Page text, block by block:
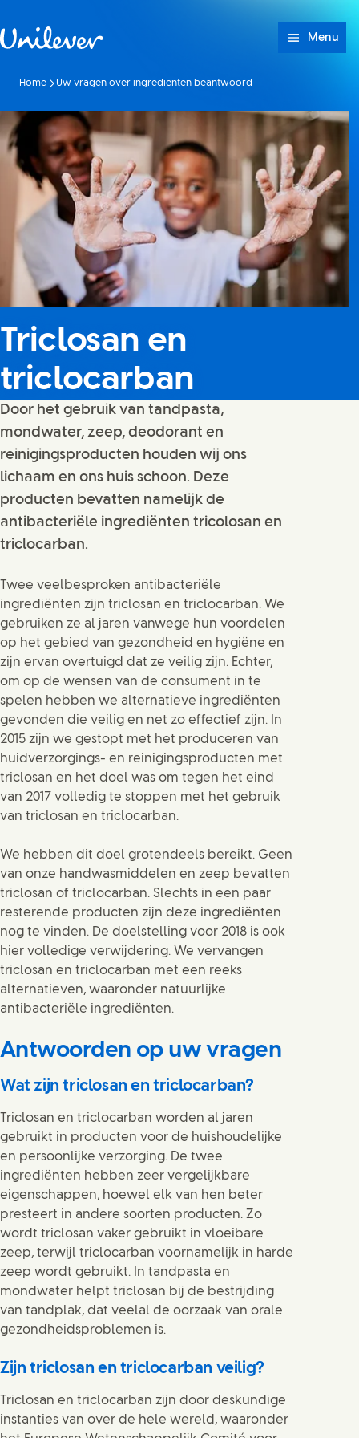
Menu
Home Uw vragen over ingrediënten beantwoord
Triclosan en
triclocarban
Door het gebruik van tandpasta,
mondwater, zeep, deodorant en
reinigingsproducten houden wij ons
lichaam en ons huis schoon. Deze
producten bevatten namelijk de
antibacteriële ingrediënten tricolosan en
triclocarban.
Twee veelbesproken antibacteriële
ingrediënten zijn triclosan en triclocarban. We
gebruiken ze al jaren vanwege hun voordelen
op het gebied van gezondheid en hygiëne en
zijn ervan overtuigd dat ze veilig zijn. Echter,
om op de wensen van de consument in te
spelen hebben we alternatieve ingrediënten
gevonden die veilig en net zo effectief zijn. In
2015 zijn we gestopt met het produceren van
huidverzorgings- en reinigingsproducten met
triclosan en het doel was om tegen het eind
van 2017 volledig te stoppen met het gebruik
van triclosan en triclocarban.
We hebben dit doel grotendeels bereikt. Geen
van onze handwasmiddelen en zeep bevatten
triclosan of triclocarban. Slechts in een paar
resterende producten zijn deze ingrediënten
nog te vinden. De doelstelling voor 2018 is ook
hier volledige verwijdering. We vervangen
triclosan en triclocarban met een reeks
alternatieven, waaronder natuurlijke
antibacteriële ingrediënten.
Antwoorden op uw vragen
Wat zijn triclosan en triclocarban?
Triclosan en triclocarban worden al jaren
gebruikt in producten voor de huishoudelijke
en persoonlijke verzorging. De twee
ingrediënten hebben zeer vergelijkbare
eigenschappen, hoewel elk van hen beter
presteert in andere soorten producten. Zo
wordt triclosan vaker gebruikt in vloeibare
zeep, terwijl triclocarban voornamelijk in harde
zeep wordt gebruikt. In tandpasta en
mondwater helpt triclosan bij de bestrijding
van tandplak, dat veelal de oorzaak van orale
gezondheidsproblemen is.
Zijn triclosan en triclocarban veilig?
Triclosan en triclocarban zijn door deskundige
instanties van over de hele wereld, waaronder